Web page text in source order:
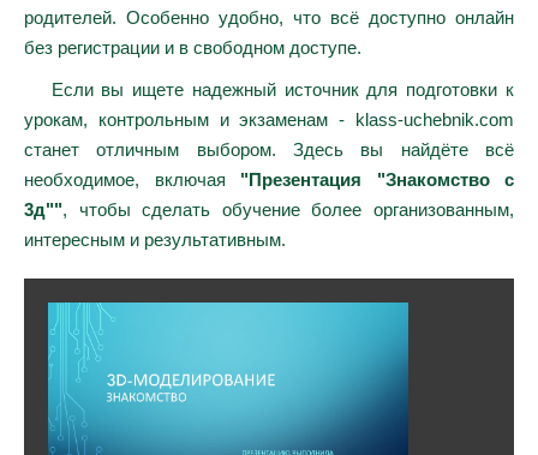
родителей. Особенно удобно, что всё доступно онлайн
без регистрации и в свободном доступе.
Если вы ищете надежный источник для подготовки к
урокам, контрольным и экзаменам - klass-uchebnik.com
станет отличным выбором. Здесь вы найдёте всё
необходимое, включая "Презентация "Знакомство с
3д"", чтобы сделать обучение более организованным,
интересным и результативным.